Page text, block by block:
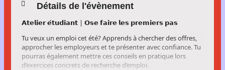
Détails de l'évènement
𝗔𝘁𝗲𝗹𝗶𝗲𝗿 𝗲́𝘁𝘂𝗱𝗶𝗮𝗻𝘁 | 𝗢𝘀𝗲 𝗳𝗮𝗶𝗿𝗲 𝗹𝗲𝘀 𝗽𝗿𝗲𝗺𝗶𝗲𝗿𝘀 𝗽𝗮𝘀
Tu veux un emploi cet été? Apprends à chercher des offres,
approcher les employeurs et te présenter avec confiance. Tu
pourras également mettre ces conseils en pratique lors
d’exercices concrets de recherche d’emploi.